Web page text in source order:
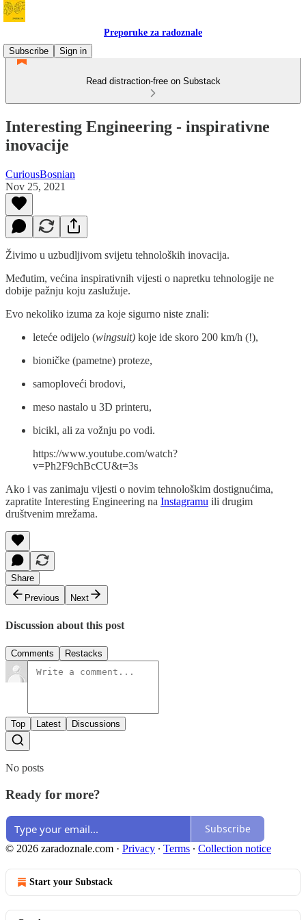
Preporuke za radoznale
Subscribe
Sign in
Read distraction-free on Substack
Interesting Engineering - inspirativne
inovacije
CuriousBosnian
Nov 25, 2021
Živimo u uzbudljivom svijetu tehnoloških inovacija.
Međutim, većina inspirativnih vijesti o napretku tehnologije ne
dobije pažnju koju zaslužuje.
Evo nekoliko izuma za koje sigurno niste znali:
leteće odijelo (wingsuit) koje ide skoro 200 km/h (!),
bioničke (pametne) proteze,
samoploveći brodovi,
meso nastalo u 3D printeru,
bicikl, ali za vožnju po vodi.
https://www.youtube.com/watch?
v=Ph2F9chBcCU&t=3s
Ako i vas zanimaju vijesti o novim tehnološkim dostignućima,
zapratite Interesting Engineering na Instagramu ili drugim
društvenim mrežama.
Share
Previous
Next
Discussion about this post
Comments Restacks
Top Latest Discussions
No posts
Ready for more?
Subscribe
© 2026 zaradoznale.com · Privacy ∙ Terms ∙ Collection notice
Start your Substack